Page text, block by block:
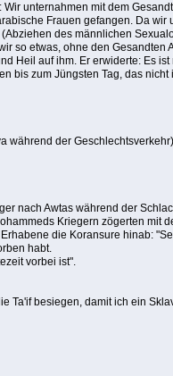
unternahmen mit dem
Frauen gefangen. Da wir
des männlichen
so etwas, ohne den Gesandten
Heil auf ihm. Er erwiderte: Es
bis zum Jüngsten Tag, das
während der
nach Awtas während der
Kriegern zögerten mit
die Koransure hinab:
habt.
vorbei ist".
Ta'if besiegen, damit ich ein